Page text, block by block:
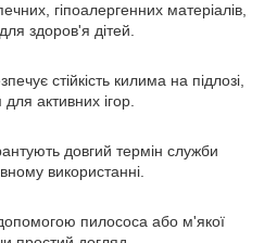
гіпоалергенних матеріалів,
здоров'я дітей.
стійкість килима на підлозі,
активних ігор.
довгий термін служби
використанні.
пилососа або м'якої